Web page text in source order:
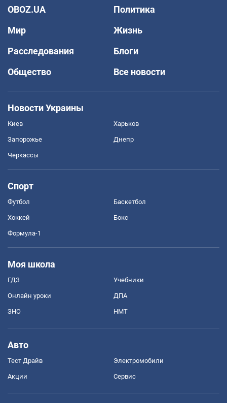
OBOZ.UA
Политика
Мир
Жизнь
Расследования
Блоги
Общество
Все новости
Новости Украины
Киев Харьков
Запорожье Днепр
Черкассы
Спорт
Футбол Баскетбол
Хоккей Бокс
Формула-1
Моя школа
ГДЗ Учебники
Онлайн уроки ДПА
ЗНО НМТ
Авто
Тест Драйв Электромобили
Акции Сервис